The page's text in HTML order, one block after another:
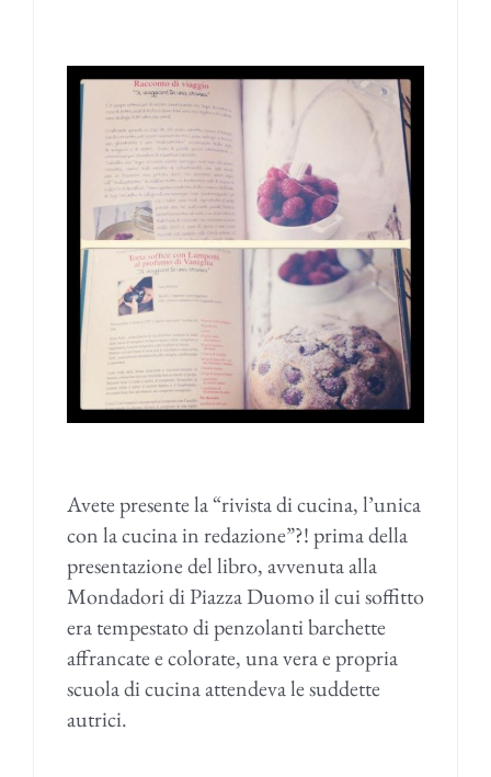
Avete presente la “rivista di cucina, l’unica
con la cucina in redazione”?! prima della
presentazione del libro, avvenuta alla
Mondadori di Piazza Duomo il cui soffitto
era tempestato di penzolanti barchette
affrancate e colorate, una vera e propria
scuola di cucina attendeva le suddette
autrici.